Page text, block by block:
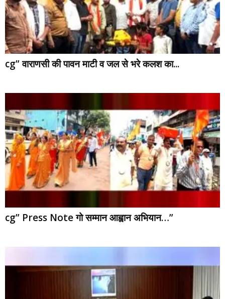
cg” वाराणसी की पावन माटी व जल से भरे कलश का...
cg” Press Note गो सम्मान आह्वान अभियान…”